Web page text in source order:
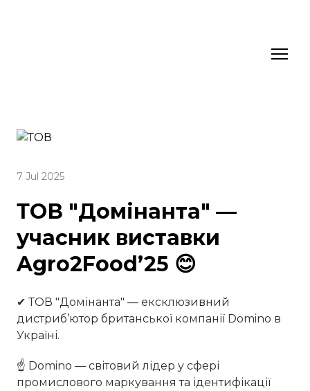
7 Jul 2025
ТОВ "Домінанта" —
учасник виставки
Agro2Food’25 😊
✔ ТОВ "Домінанта" — ексклюзивний
дистриб’ютор британської компанії Domino в
Україні.
☝ Domino — світовий лідер у сфері
промислового маркування та ідентифікації